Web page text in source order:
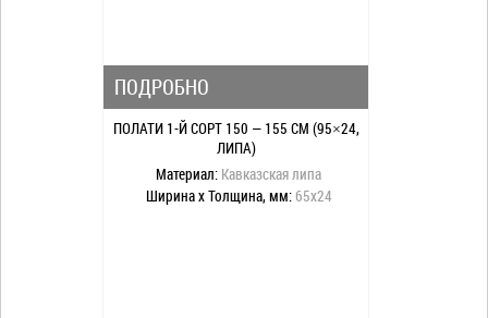
ПОДРОБНО
ПОЛАТИ 1-Й СОРТ 150 — 155 СМ (95×24,
ЛИПА)
Материал: Кавказская липа
Ширина x Толщина, мм:65x24